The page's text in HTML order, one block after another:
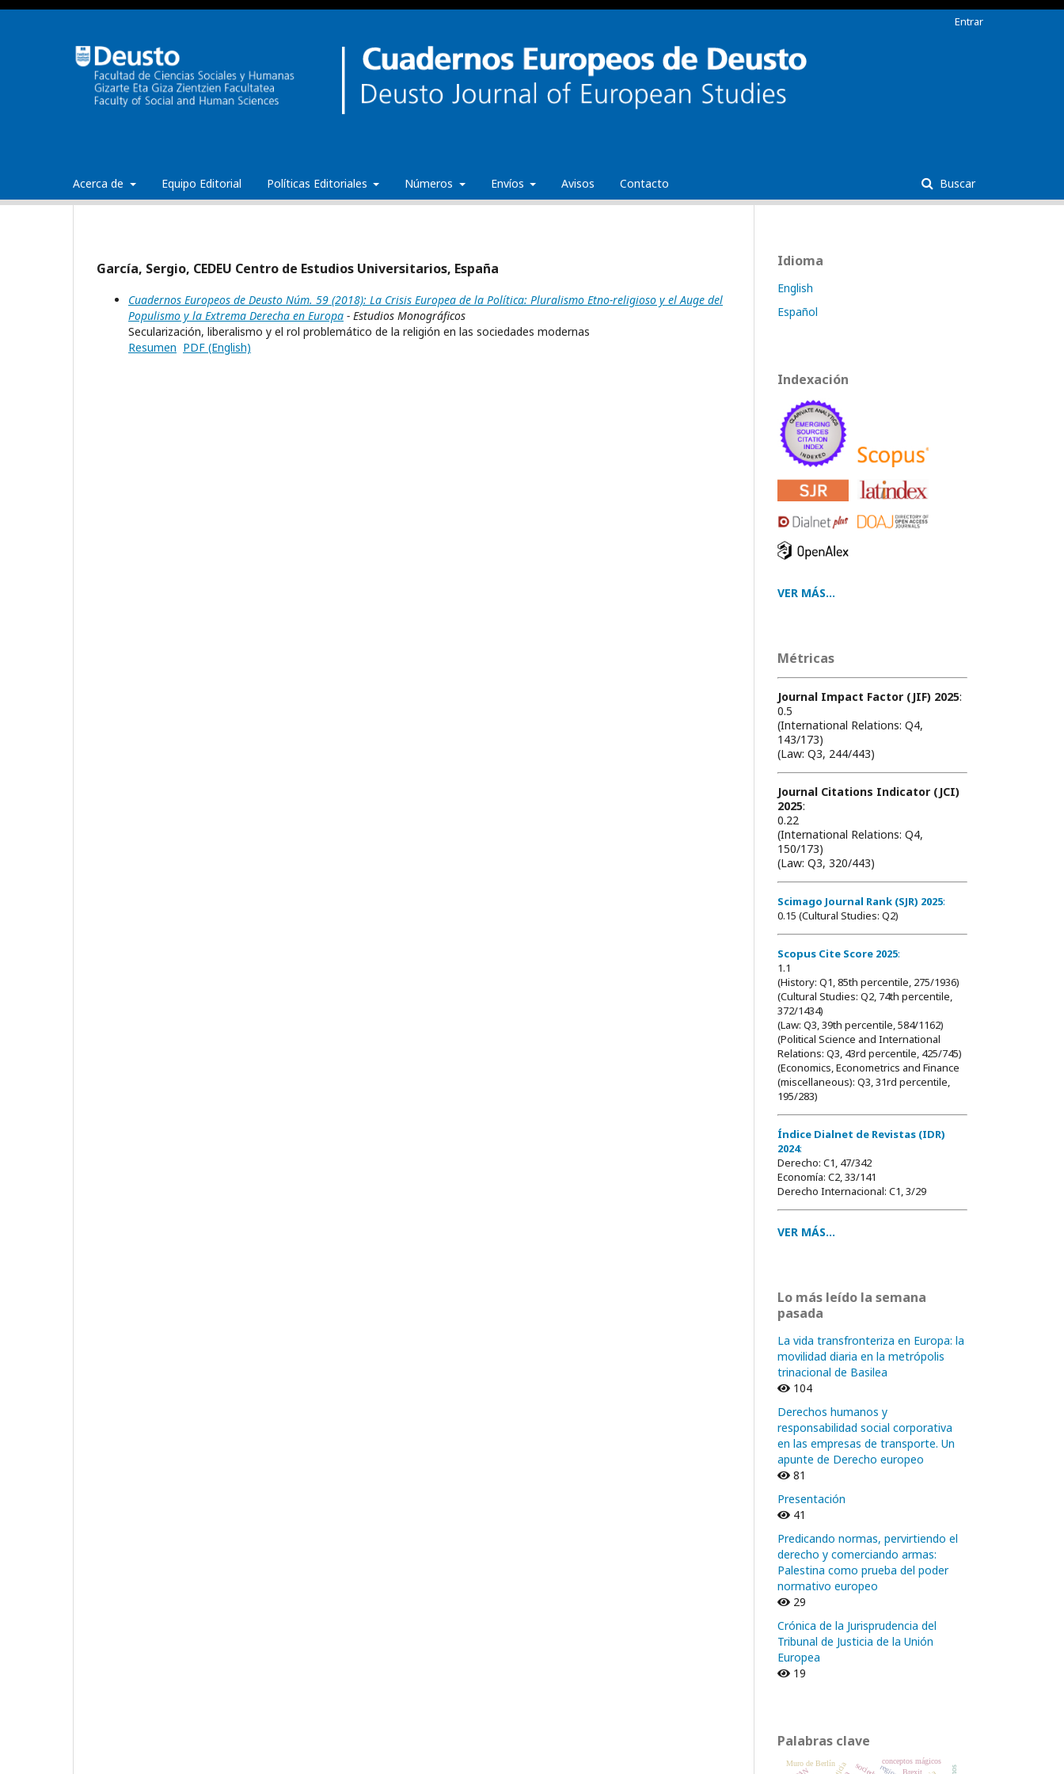
Acerca de Equipo Editorial Políticas Editoriales Números Envíos Avisos Contacto Buscar
Entrar
García, Sergio, CEDEU Centro de Estudios Universitarios, España
Cuadernos Europeos de Deusto Núm. 59 (2018): La Crisis Europea de la Política: Pluralismo Etno-religioso y el Auge del
Populismo y la Extrema Derecha en Europa - Estudios Monográficos
Secularización, liberalismo y el rol problemático de la religión en las sociedades modernas
Resumen PDF (English)
Idioma
English
Español
Indexación
VER MÁS...
Métricas
Journal Impact Factor (JIF) 2025:
0.5
(International Relations: Q4,
143/173)
(Law: Q3, 244/443)
Journal Citations Indicator (JCI)
2025:
0.22
(International Relations: Q4,
150/173)
(Law: Q3, 320/443)
Scimago Journal Rank (SJR) 2025:
0.15 (Cultural Studies: Q2)
Scopus Cite Score 2025:
1.1
(History: Q1, 85th percentile, 275/1936)
(Cultural Studies: Q2, 74th percentile,
372/1434)
(Law: Q3, 39th percentile, 584/1162)
(Political Science and International
Relations: Q3, 43rd percentile, 425/745)
(Economics, Econometrics and Finance
(miscellaneous): Q3, 31rd percentile,
195/283)
Índice Dialnet de Revistas (IDR)
2024:
Derecho: C1, 47/342
Economía: C2, 33/141
Derecho Internacional: C1, 3/29
VER MÁS...
Lo más leído la semana
pasada
La vida transfronteriza en Europa: la
movilidad diaria en la metrópolis
trinacional de Basilea
104
Derechos humanos y
responsabilidad social corporativa
en las empresas de transporte. Un
apunte de Derecho europeo
81
Presentación
41
Predicando normas, pervirtiendo el
derecho y comerciando armas:
Palestina como prueba del poder
normativo europeo
29
Crónica de la Jurisprudencia del
Tribunal de Justicia de la Unión
Europea
19
Palabras clave
Brexit
conceptos mágicos
Muro de Berlín